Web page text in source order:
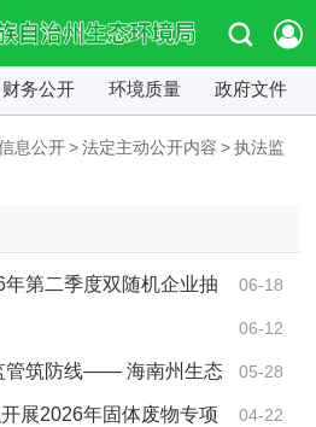
财务公开 环境质量 政府文件
息公开 > 法定主动公开内容 > 执法监
06-18
第二季度双随机企业抽
06-12
05-28
管筑防线—— 海南州生态
场、污水处理厂运营企业集中
04-22
展2026年固体废物专项